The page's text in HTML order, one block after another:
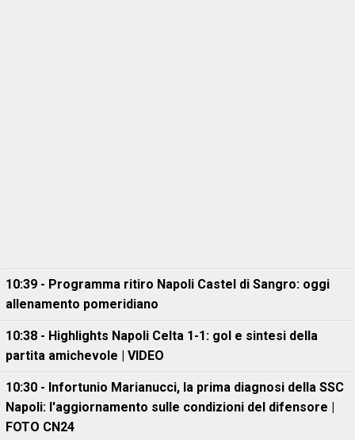
10:39 - Programma ritiro Napoli Castel di Sangro: oggi
allenamento pomeridiano
10:38 - Highlights Napoli Celta 1-1: gol e sintesi della
partita amichevole | VIDEO
10:30 - Infortunio Marianucci, la prima diagnosi della SSC
Napoli: l'aggiornamento sulle condizioni del difensore |
FOTO CN24